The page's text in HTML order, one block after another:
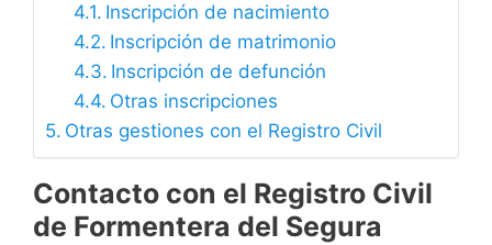
Inscripción de nacimiento
Inscripción de matrimonio
Inscripción de defunción
Otras inscripciones
Otras gestiones con el Registro Civil
Contacto con el Registro Civil
de Formentera del Segura